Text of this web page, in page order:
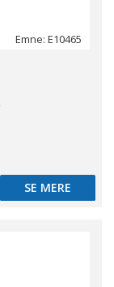
Emne: E10465
SE MERE
SE MERE